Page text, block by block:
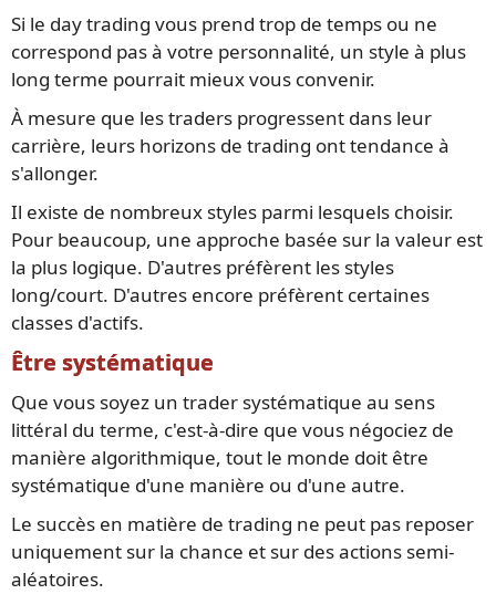
Si le day trading vous prend trop de temps ou ne
correspond pas à votre personnalité, un style à plus
long terme pourrait mieux vous convenir.
À mesure que les traders progressent dans leur
carrière, leurs horizons de trading ont tendance à
s'allonger.
Il existe de nombreux styles parmi lesquels choisir.
Pour beaucoup, une approche basée sur la valeur est
la plus logique. D'autres préfèrent les styles
long/court. D'autres encore préfèrent certaines
classes d'actifs.
Être systématique
Que vous soyez un trader systématique au sens
littéral du terme, c'est-à-dire que vous négociez de
manière algorithmique, tout le monde doit être
systématique d'une manière ou d'une autre.
Le succès en matière de trading ne peut pas reposer
uniquement sur la chance et sur des actions semi-
aléatoires.